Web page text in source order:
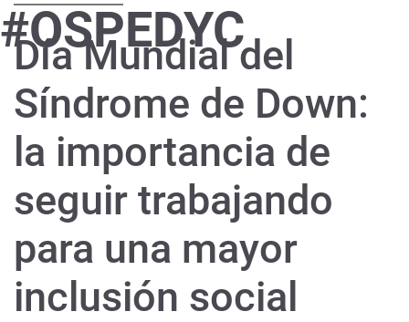
#OSPEDYC
Día Mundial del
Síndrome de Down:
la importancia de
seguir trabajando
para una mayor
inclusión social